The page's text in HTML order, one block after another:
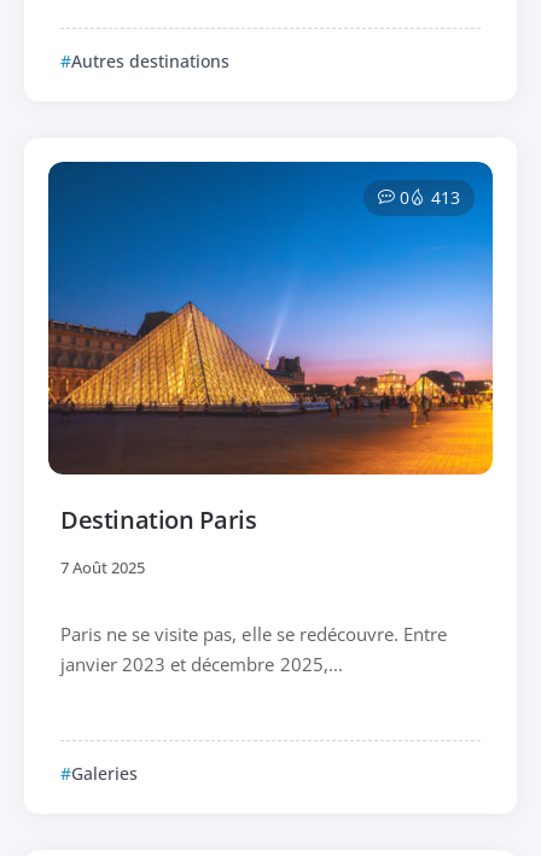
Autres destinations
0 413
Destination Paris
7 Août 2025
Paris ne se visite pas, elle se redécouvre. Entre
janvier 2023 et décembre 2025,...
Galeries